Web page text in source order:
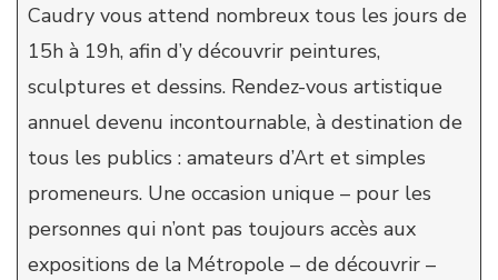
Caudry vous attend nombreux tous les jours de
15h à 19h, afin d’y découvrir peintures,
sculptures et dessins. Rendez-vous artistique
annuel devenu incontournable, à destination de
tous les publics : amateurs d’Art et simples
promeneurs. Une occasion unique – pour les
personnes qui n’ont pas toujours accès aux
expositions de la Métropole – de découvrir –